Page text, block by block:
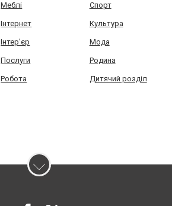
Меблі Спорт
Інтернет Культура
Інтер'єр Мода
Послуги Родина
Робота Дитячий розділ